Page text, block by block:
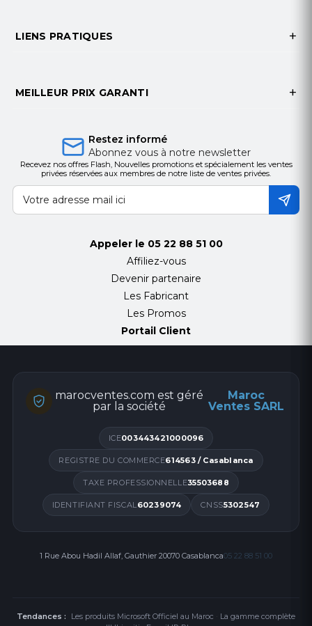
LIENS PRATIQUES
MEILLEUR PRIX GARANTI
Restez informé
Abonnez vous à notre newsletter
Recevez nos offres Flash, Nouvelles promotions et spécialement les ventes
privées réservées aux membres de notre liste de ventes privées.
Appeler le 05 22 88 51 00
Affiliez-vous
Devenir partenaire
Les Fabricant
Les Promos
Portail Client
marocventes.com est géré
par la société
Maroc
Ventes SARL
ICE003443421000096
REGISTRE DU COMMERCE614563 / Casablanca
TAXE PROFESSIONNELLE35503688
IDENTIFIANT FISCAL60239074 CNSS5302547
1 Rue Abou Hadil Allaf, Gauthier 20070 Casablanca05 22 88 51 00
Tendances : Les produits Microsoft Officiel au Maroc · La gamme complète